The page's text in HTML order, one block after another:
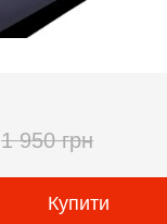
1 950 грн
Купити